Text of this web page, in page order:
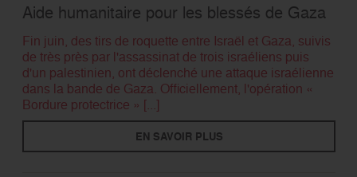
Aide humanitaire pour les blessés de Gaza
Fin juin, des tirs de roquette entre Israël et Gaza, suivis
de très près par l'assassinat de trois israéliens puis
d'un palestinien, ont déclenché une attaque israélienne
dans la bande de Gaza. Officiellement, l'opération «
Bordure protectrice » [...]
EN SAVOIR PLUS